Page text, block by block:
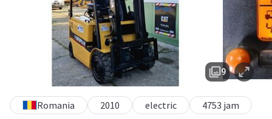
9
Romania 2010 electric 4753 jam